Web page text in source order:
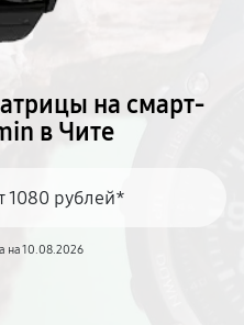
на смарт-
в Чите
1080 рублей*
на 10.08.2026